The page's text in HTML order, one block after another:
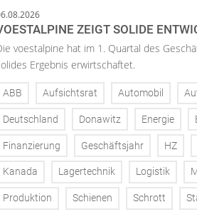
ZEIGT SOLIDE
voestalpine hat im 1. Quartal des
Ergebnis erwirtschaftet.
ABB Aufsichtsrat Automobil
Deutschland Donawitz Energie
Finanzierung Geschäftsjahr HZ
Kanada Lagertechnik Logistik
Produktion Schienen Schrott